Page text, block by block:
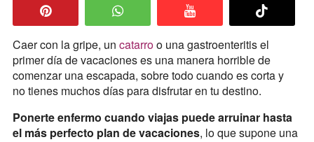
Caer con la gripe, un catarroo una gastroenteritis el
primer día de vacaciones es una manera horrible de
comenzar una escapada, sobre todo cuando es corta y
no tienes muchos días para disfrutar en tu destino.
Ponerte enfermo cuando viajas puede arruinar hasta
el más perfecto plan de vacaciones, lo que supone una